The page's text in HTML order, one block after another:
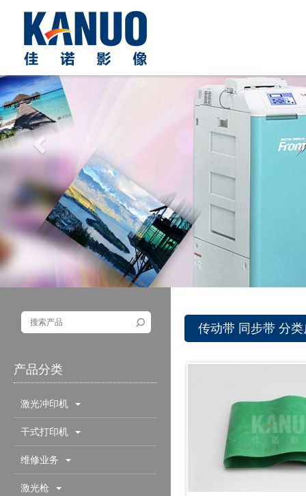
Previous
产品分类
激光冲印机
干式打印机
维修业务
激光枪
传动带 同步带 分类